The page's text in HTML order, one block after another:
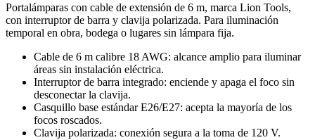
Portalámparas con cable de extensión de 6 m, marca Lion Tools,
con interruptor de barra y clavija polarizada. Para iluminación
temporal en obra, bodega o lugares sin lámpara fija.
Cable de 6 m calibre 18 AWG: alcance amplio para iluminar
áreas sin instalación eléctrica.
Interruptor de barra integrado: enciende y apaga el foco sin
desconectar la clavija.
Casquillo base estándar E26/E27: acepta la mayoría de los
focos roscados.
Clavija polarizada: conexión segura a la toma de 120 V.